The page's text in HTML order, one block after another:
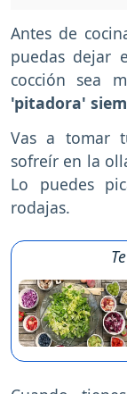
Antes de
puedas dejar
cocción sea
'pitadora'
Vas a tomar
sofreír en la
Lo puedes
rodajas.